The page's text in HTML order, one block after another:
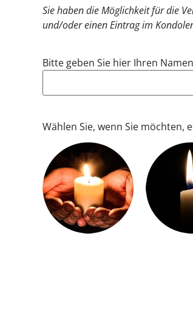
Sie haben die Möglichkeit für die
und/oder einen Eintrag im
Bitte geben Sie hier Ihren
Wählen Sie, wenn Sie möchten,